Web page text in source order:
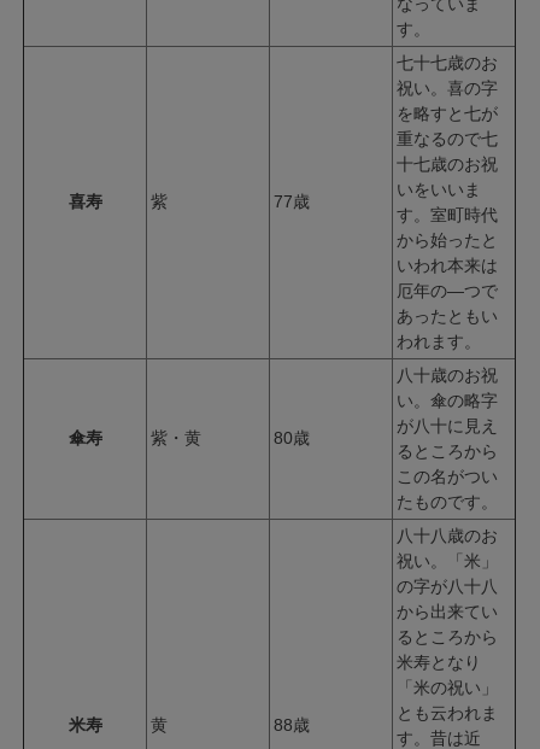
す。
喜寿 紫 77歳
七十七歳のお
祝い。喜の字
を略すと七が
重なるので七
十七歳のお祝
いをいいま
す。室町時代
から始ったと
いわれ本来は
厄年の―つで
あったともい
われます。
傘寿 紫・黄 80歳
八十歳のお祝
い。傘の略字
が八十に見え
るところから
この名がつい
たものです。
米寿 黄 88歳
八十八歳のお
祝い。「米」
の字が八十八
から出来てい
るところから
米寿となり
「米の祝い」
とも云われま
す。昔は近